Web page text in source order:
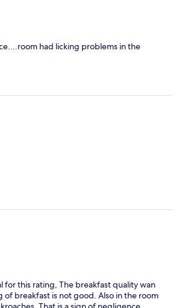
had licking problems in the
for this rating, The breakfast quality wan
of breakfast is not good. Also in the room